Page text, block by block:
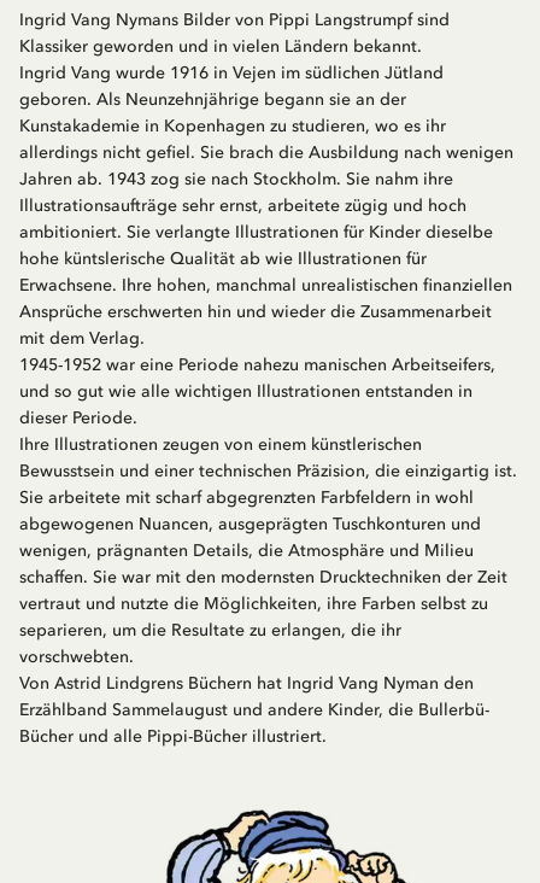
Ingrid Vang Nymans Bilder von Pippi Langstrumpf sind
Klassiker geworden und in vielen Ländern bekannt.
Ingrid Vang wurde 1916 in Vejen im südlichen Jütland
geboren. Als Neunzehnjährige begann sie an der
Kunstakademie in Kopenhagen zu studieren, wo es ihr
allerdings nicht gefiel. Sie brach die Ausbildung nach wenigen
Jahren ab. 1943 zog sie nach Stockholm. Sie nahm ihre
Illustrationsaufträge sehr ernst, arbeitete zügig und hoch
ambitioniert. Sie verlangte Illustrationen für Kinder dieselbe
hohe küntslerische Qualität ab wie Illustrationen für
Erwachsene. Ihre hohen, manchmal unrealistischen finanziellen
Ansprüche erschwerten hin und wieder die Zusammenarbeit
mit dem Verlag.
1945-1952 war eine Periode nahezu manischen Arbeitseifers,
und so gut wie alle wichtigen Illustrationen entstanden in
dieser Periode.
Ihre Illustrationen zeugen von einem künstlerischen
Bewusstsein und einer technischen Präzision, die einzigartig ist.
Sie arbeitete mit scharf abgegrenzten Farbfeldern in wohl
abgewogenen Nuancen, ausgeprägten Tuschkonturen und
wenigen, prägnanten Details, die Atmosphäre und Milieu
schaffen. Sie war mit den modernsten Drucktechniken der Zeit
vertraut und nutzte die Möglichkeiten, ihre Farben selbst zu
separieren, um die Resultate zu erlangen, die ihr
vorschwebten.
Von Astrid Lindgrens Büchern hat Ingrid Vang Nyman den
Erzählband Sammelaugust und andere Kinder, die Bullerbü-
Bücher und alle Pippi-Bücher illustriert.